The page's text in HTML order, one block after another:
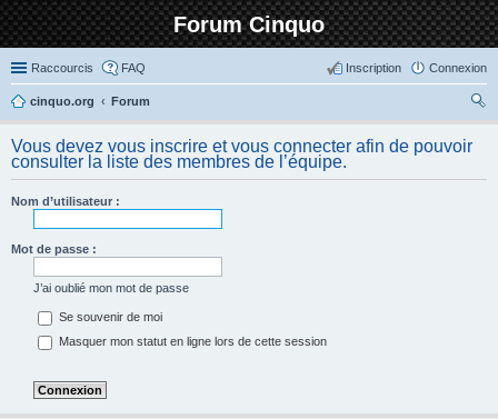
Forum Cinquo
Raccourcis FAQ Connexion
Inscription
cinquo.org
Forum
her
ch
Vous devez vous inscrire et vous connecter afin de pouvoir
consulter la liste des membres de l’équipe.
Nom d’utilisateur :
Mot de passe :
J’ai oublié mon mot de passe
Se souvenir de moi
Masquer mon statut en ligne lors de cette session